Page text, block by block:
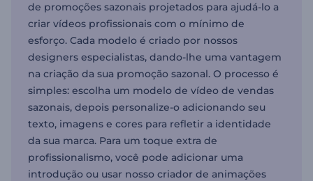
de promoções sazonais projetados para ajudá-lo a
criar vídeos profissionais com o mínimo de
esforço. Cada modelo é criado por nossos
designers especialistas, dando-lhe uma vantagem
na criação da sua promoção sazonal. O processo é
simples: escolha um modelo de vídeo de vendas
sazonais, depois personalize-o adicionando seu
texto, imagens e cores para refletir a identidade
da sua marca. Para um toque extra de
profissionalismo, você pode adicionar uma
introdução ou usar nosso criador de animações